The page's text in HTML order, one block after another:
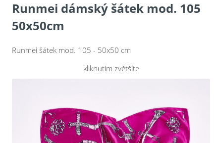
Runmei dámský šátek mod. 105
50x50cm
Runmei šátek mod. 105 - 50x50 cm
kliknutím zvětšíte